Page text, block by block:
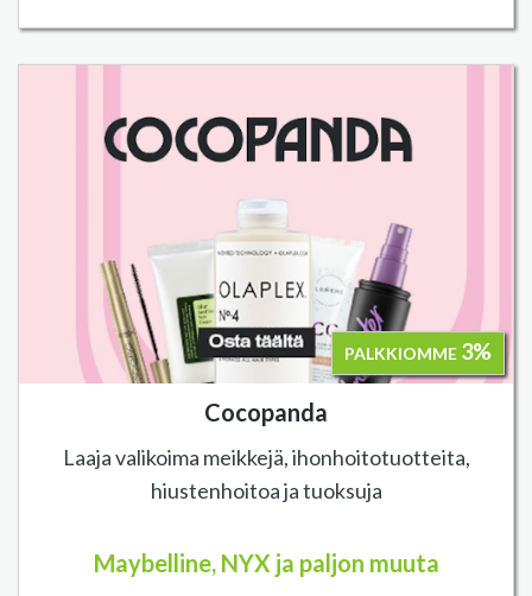
PALKKIOMME 3%
Cocopanda
Laaja valikoima meikkejä, ihonhoitotuotteita,
hiustenhoitoa ja tuoksuja
Maybelline, NYX ja paljon muuta